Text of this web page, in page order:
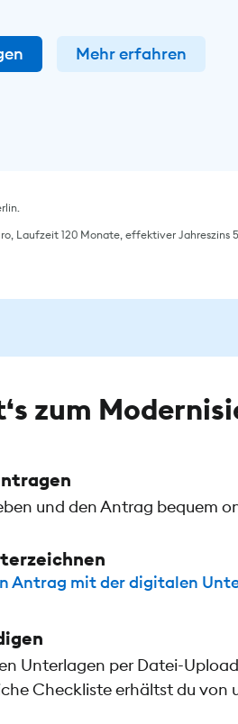
Mehr erfahren
Laufzeit 120 Monate, effektiver Jahreszins
zum
und den Antrag bequem
Antrag mit derdigitalen
Unterlagen per Datei-
Checkliste erhältst du von